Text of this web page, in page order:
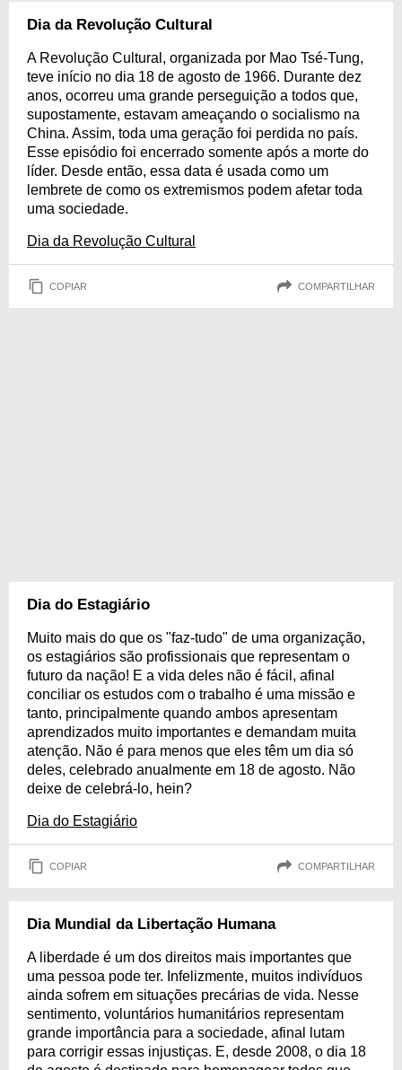
Dia da Revolução Cultural
A Revolução Cultural, organizada por Mao Tsé-Tung,
teve início no dia 18 de agosto de 1966. Durante dez
anos, ocorreu uma grande perseguição a todos que,
supostamente, estavam ameaçando o socialismo na
China. Assim, toda uma geração foi perdida no país.
Esse episódio foi encerrado somente após a morte do
líder. Desde então, essa data é usada como um
lembrete de como os extremismos podem afetar toda
uma sociedade.
Dia da Revolução Cultural
COPIAR COMPARTILHAR
Dia do Estagiário
Muito mais do que os "faz-tudo" de uma organização,
os estagiários são profissionais que representam o
futuro da nação! E a vida deles não é fácil, afinal
conciliar os estudos com o trabalho é uma missão e
tanto, principalmente quando ambos apresentam
aprendizados muito importantes e demandam muita
atenção. Não é para menos que eles têm um dia só
deles, celebrado anualmente em 18 de agosto. Não
deixe de celebrá-lo, hein?
Dia do Estagiário
COPIAR COMPARTILHAR
Dia Mundial da Libertação Humana
A liberdade é um dos direitos mais importantes que
uma pessoa pode ter. Infelizmente, muitos indivíduos
ainda sofrem em situações precárias de vida. Nesse
sentimento, voluntários humanitários representam
grande importância para a sociedade, afinal lutam
para corrigir essas injustiças. E, desde 2008, o dia 18